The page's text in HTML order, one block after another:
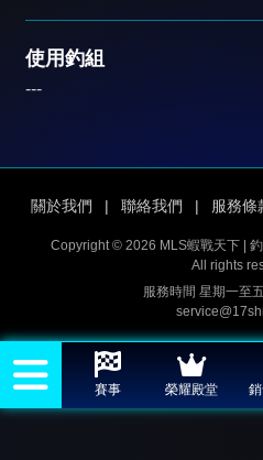
使用釣組
---
關於我們 | 聯絡我們 | 服務條
Copyright © 2026 MLS蝦戰天下 |
All rights
服務時間 星期一至
賽事 榮耀殿堂